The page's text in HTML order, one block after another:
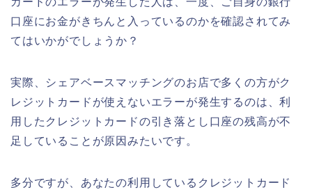
口座にお金がきちんと入っているのかを確認されてみ
てはいかがでしょうか？
実際、シェアベースマッチングのお店で多くの方がク
レジットカードが使えないエラーが発生するのは、利
用したクレジットカードの引き落とし口座の残高が不
足していることが原因みたいです。
多分ですが、あなたの利用しているクレジットカード